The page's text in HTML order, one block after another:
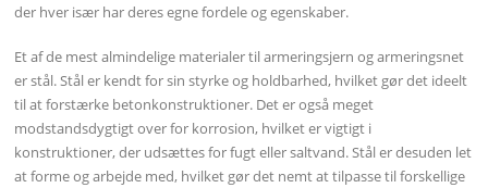
der hver især har deres egne fordele og egenskaber.
Et af de mest almindelige materialer til armeringsjern og armeringsnet
er stål. Stål er kendt for sin styrke og holdbarhed, hvilket gør det ideelt
til at forstærke betonkonstruktioner. Det er også meget
modstandsdygtigt over for korrosion, hvilket er vigtigt i
konstruktioner, der udsættes for fugt eller saltvand. Stål er desuden let
at forme og arbejde med, hvilket gør det nemt at tilpasse til forskellige